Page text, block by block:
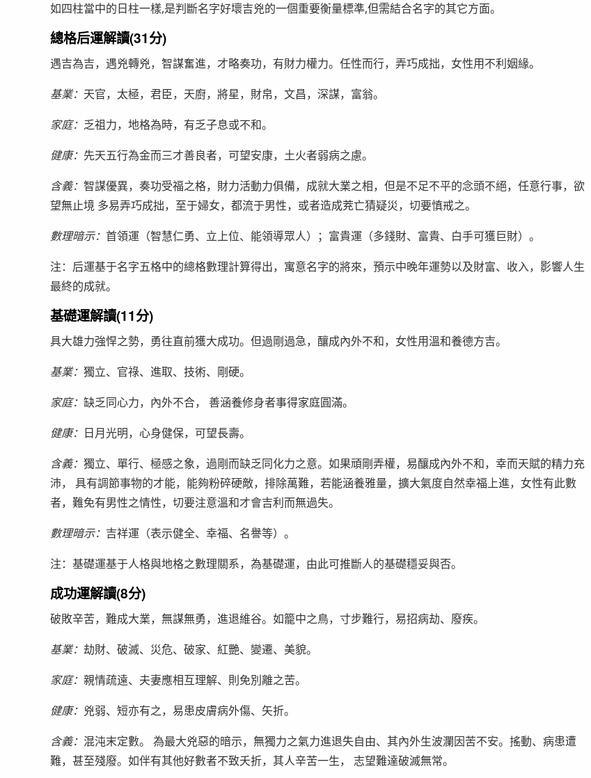
如四柱當中的日柱一樣,是判斷名字好壞吉兇的一個重要衡量標準,但需結合名字的其它方面。
總格后運解讀(31分)
遇吉為吉，遇兇轉兇，智謀奮進，才略奏功，有財力權力。任性而行，弄巧成拙，女性用不利姻緣。
基業： 天官，太極，君臣，天廚，將星，財帛，文昌，深謀，富翁。
家庭： 乏祖力，地格為時，有乏子息或不和。
健康： 先天五行為金而三才善良者，可望安康，土火者弱病之慮。
含義： 智謀優異，奏功受福之格，財力活動力俱備，成就大業之相，但是不足不平的念頭不絕，任意行事，欲
望無止境 多易弄巧成拙，至于婦女，都流于男性，或者造成茺亡猜疑災，切要慎戒之。
數理暗示： 首領運（智慧仁勇、立上位、能領導眾人）；富貴運（多錢財、富貴、白手可獲巨財）。
注：后運基于名字五格中的總格數理計算得出，寓意名字的將來，預示中晚年運勢以及財富、收入，影響人生
最終的成就。
基礎運解讀(11分)
具大雄力強悍之勢，勇往直前獲大成功。但過剛過急，釀成內外不和，女性用溫和養德方吉。
基業： 獨立、官祿、進取、技術、剛硬。
家庭： 缺乏同心力，內外不合， 善涵養修身者事得家庭圓滿。
健康： 日月光明，心身健保，可望長壽。
含義： 獨立、單行、極感之象，過剛而缺乏同化力之意。如果頑剛弄權，易釀成內外不和，幸而天賦的精力充
沛， 具有調節事物的才能，能夠粉碎硬敵，排除萬難，若能涵養雅量，擴大氣度自然幸福上進，女性有此數
者，難免有男性之情性，切要注意溫和才會吉利而無過失。
數理暗示： 吉祥運（表示健全、幸福、名譽等）。
注：基礎運基于人格與地格之數理關系，為基礎運，由此可推斷人的基礎穩妥與否。
成功運解讀(8分)
破敗辛苦，難成大業，無謀無勇，進退維谷。如籠中之鳥，寸步難行，易招病劫、廢疾。
基業： 劫財、破滅、災危、破家、紅艷、變遷、美貌。
家庭： 親情疏遠、夫妻應相互理解、則免別離之苦。
健康： 兇弱、短亦有之，易患皮膚病外傷、矢折。
含義： 混沌末定數。 為最大兇惡的暗示，無獨力之氣力進退失自由、其內外生波瀾因苦不安。搖動、病患遭
難，甚至殘廢。如伴有其他好數者不致夭折，其人辛苦一生， 志望難達破滅無常。